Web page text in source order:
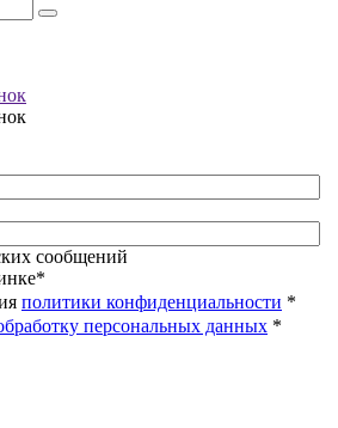
сообщений
*
политики конфиденциальности *
персональных данных *